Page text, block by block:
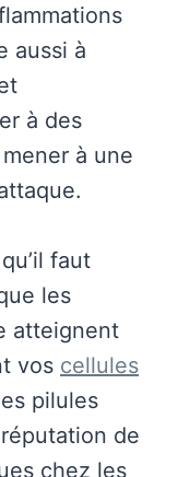
aussi à
à des
à une
faut
les
atteignent
vos cellules
pilules
de
chez les